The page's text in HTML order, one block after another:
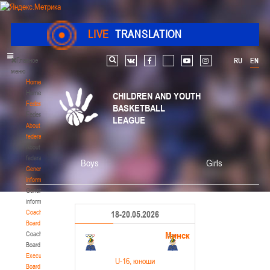
LIVE TRANSLATION
Главное
меню
Home
Home
Federation
Federation
About
federation
About
federation
General
information
General
information
Coaching
Board
Coaching
Board
Executive
Board
RU EN
Search vk facebook youtube instagram
CHILDREN AND YOUTH
BASKETBALL
LEAGUE
Boys Girls
18-20.05.2026
Минск
U-16 , юноши